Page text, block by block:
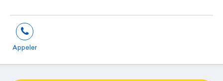
Appeler